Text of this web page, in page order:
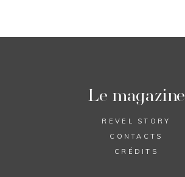
Le magazine
REVEL STORY
CONTACTS
CRÉDITS